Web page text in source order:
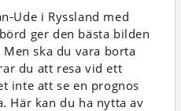
Ude i Ryssland med
ger den bästa bilden
ska du vara borta
du att resa vid ett
inte att se en prognos
Här kan du ha nytta av